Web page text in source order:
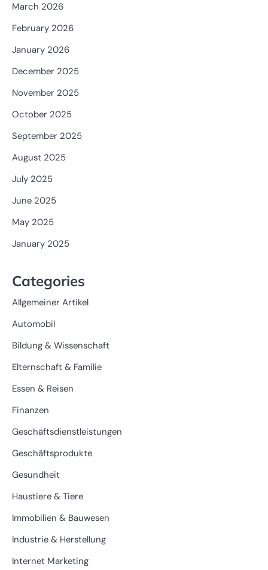
March 2026
February 2026
January 2026
December 2025
November 2025
October 2025
September 2025
August 2025
July 2025
June 2025
May 2025
January 2025
Categories
Allgemeiner Artikel
Automobil
Bildung & Wissenschaft
Elternschaft & Familie
Essen & Reisen
Finanzen
Geschäftsdienstleistungen
Geschäftsprodukte
Gesundheit
Haustiere & Tiere
Immobilien & Bauwesen
Industrie & Herstellung
Internet Marketing